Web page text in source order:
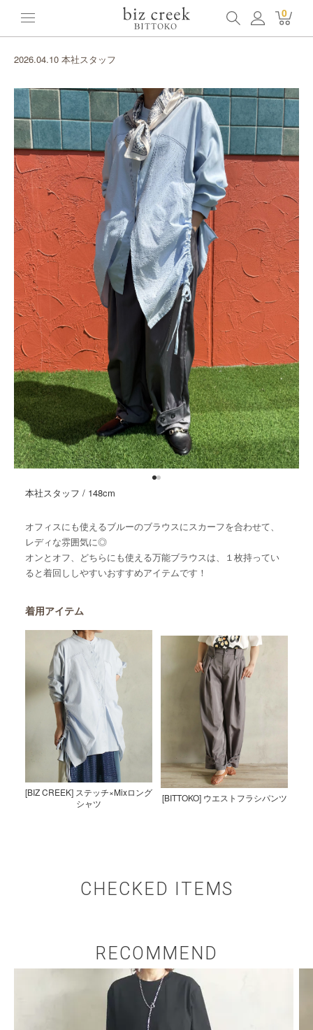
0
2026.04.10 本社スタッフ
本社スタッフ / 148cm
オフィスにも使えるブルーのブラウスにスカーフを合わせて、
レディな雰囲気に◎
オンとオフ、どちらにも使える万能ブラウスは、１枚持ってい
ると着回ししやすいおすすめアイテムです！
着用アイテム
[BIZ CREEK] ステッチ×Mixロング
シャツ
[BITTOKO] ウエストフラシパンツ
CHECKED ITEMS
RECOMMEND